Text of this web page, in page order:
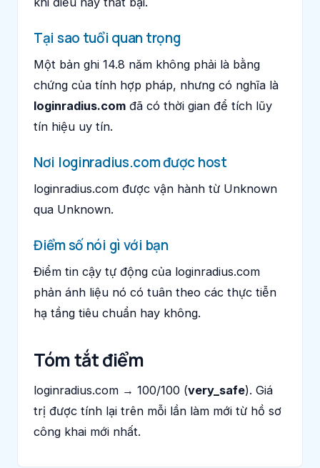
Tại sao tuổi quan trọng
Một bản ghi 14.8 năm không phải là bằng
chứng của tính hợp pháp, nhưng có nghĩa là
loginradius.com đã có thời gian để tích lũy
tín hiệu uy tín.
Nơi loginradius.com được host
loginradius.com được vận hành từ Unknown
qua Unknown.
Điểm số nói gì với bạn
Điểm tin cậy tự động của loginradius.com
phản ánh liệu nó có tuân theo các thực tiễn
hạ tầng tiêu chuẩn hay không.
Tóm tắt điểm
loginradius.com → 100/100 (very_safe). Giá
trị được tính lại trên mỗi lần làm mới từ hồ sơ
công khai mới nhất.